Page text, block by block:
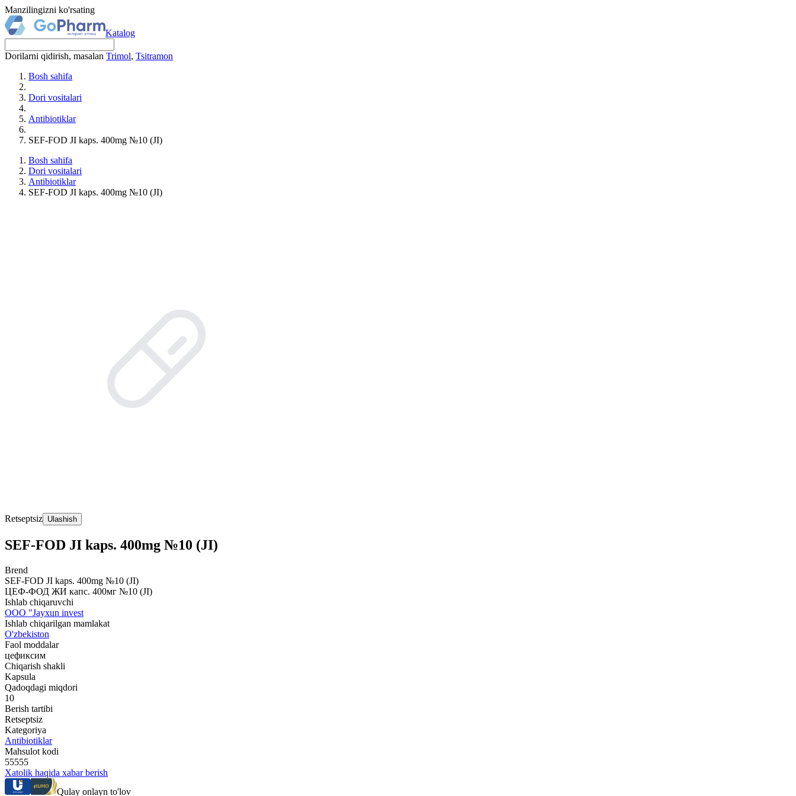
Manzilingizni ko'rsating
Katalog
Dorilarni qidirish, masalan Trimol, Tsitramon
Bosh sahifa
Dori vositalari
Antibiotiklar
SЕF-FOD JI kaps. 400mg №10 (JI)
Bosh sahifa
Dori vositalari
Antibiotiklar
SЕF-FOD JI kaps. 400mg №10 (JI)
Retseptsiz Ulashish
SЕF-FOD JI kaps. 400mg №10 (JI)
Brend
SЕF-FOD JI kaps. 400mg №10 (JI)
ЦЕФ-ФОД ЖИ капс. 400мг №10 (JI)
Ishlab chiqaruvchi
OOO "Jayxun invest
Ishlab chiqarilgan mamlakat
O'zbekiston
Faol moddalar
цефиксим
Chiqarish shakli
Kapsula
Qadoqdagi miqdori
10
Berish tartibi
Retseptsiz
Kategoriya
Antibiotiklar
Mahsulot kodi
55555
Xatolik haqida xabar berish
Qulay onlayn to'lov